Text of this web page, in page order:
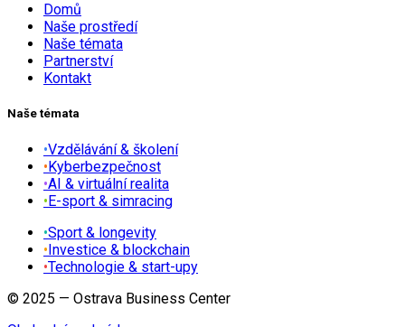
Domů
Naše prostředí
Naše témata
Partnerství
Kontakt
Naše témata
•Vzdělávání & školení
•Kyberbezpečnost
•AI & virtuální realita
•E-sport & simracing
•Sport & longevity
•Investice & blockchain
•Technologie & start-upy
© 2025 — Ostrava Business Center